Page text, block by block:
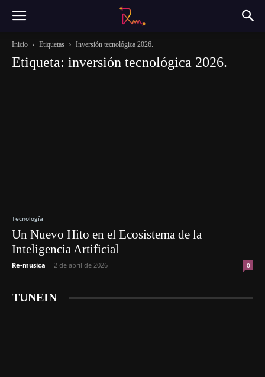
Inicio Etiquetas Inversión tecnológica 2026.
Etiqueta: inversión tecnológica 2026.
Tecnología
Un Nuevo Hito en el Ecosistema de la
Inteligencia Artificial
Re-musica - 2 de abril de 2026 0
TUNEIN